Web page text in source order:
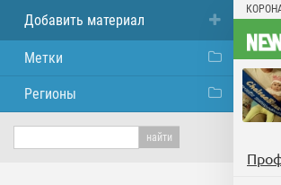
Добавить материал
Метки
Регионы